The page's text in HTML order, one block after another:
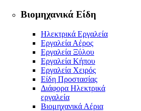
Βιομηχανικά Είδη
Ηλεκτρικά Εργαλεία
Εργαλεία Αέρος
Εργαλεία Ξύλου
Εργαλεία Κήπου
Εργαλεία Χειρός
Είδη Προστασίας
Διάφορα Ηλεκτρικά
εργαλεία
Βιομηχανικά Αέρια